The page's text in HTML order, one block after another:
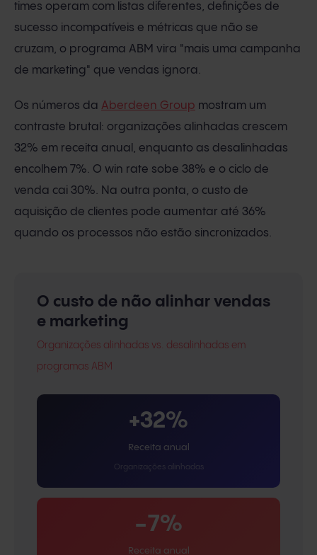
times operam com listas diferentes, definições de
sucesso incompatíveis e métricas que não se
cruzam, o programa ABM vira "mais uma campanha
de marketing" que vendas ignora.
Os números da Aberdeen Group mostram um
contraste brutal: organizações alinhadas crescem
32% em receita anual, enquanto as desalinhadas
encolhem 7%. O win rate sobe 38% e o ciclo de
venda cai 30%. Na outra ponta, o custo de
aquisição de clientes pode aumentar até 36%
quando os processos não estão sincronizados.
O custo de não alinhar vendas
e marketing
Organizações alinhadas vs. desalinhadas em
programas ABM
+32%
Receita anual
Organizações alinhadas
−7%
Receita anual